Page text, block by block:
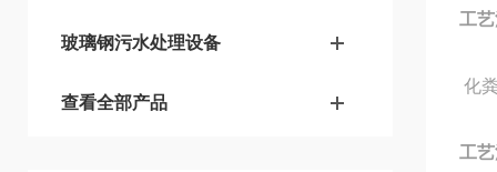
玻璃钢污水处理设备
查看全部产品
工
化
工